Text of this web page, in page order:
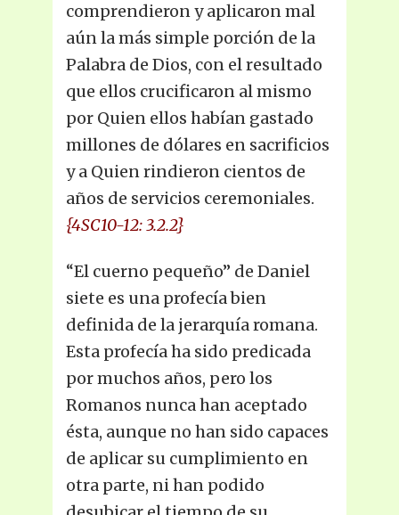
comprendieron y aplicaron mal
aún la más simple porción de la
Palabra de Dios, con el resultado
que ellos crucificaron al mismo
por Quien ellos habían gastado
millones de dólares en sacrificios
y a Quien rindieron cientos de
años de servicios ceremoniales.
{4SC10-12: 3.2.2}
“El cuerno pequeño” de Daniel
siete es una profecía bien
definida de la jerarquía romana.
Esta profecía ha sido predicada
por muchos años, pero los
Romanos nunca han aceptado
ésta, aunque no han sido capaces
de aplicar su cumplimiento en
otra parte, ni han podido